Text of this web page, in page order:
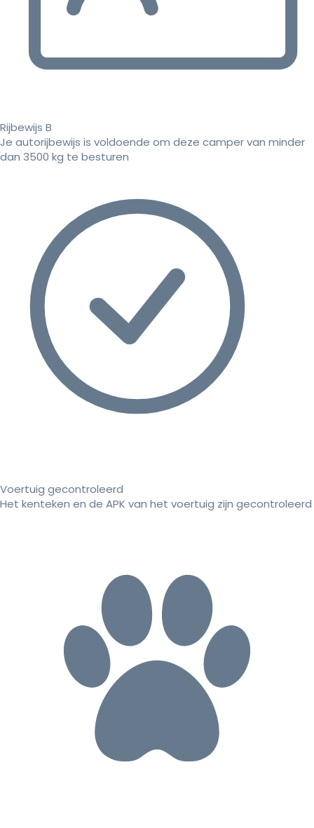
Rijbewijs B
Je autorijbewijs is voldoende om deze camper van minder
dan 3500 kg te besturen
Voertuig gecontroleerd
Het kenteken en de APK van het voertuig zijn gecontroleerd